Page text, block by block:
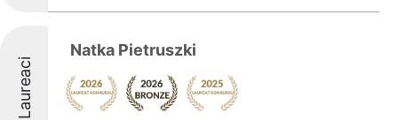
Laureaci
Natka Pietruszki